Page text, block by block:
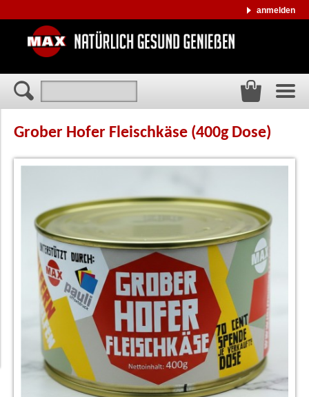
anmelden
Grober Hofer Fleischkäse (400g Dose)